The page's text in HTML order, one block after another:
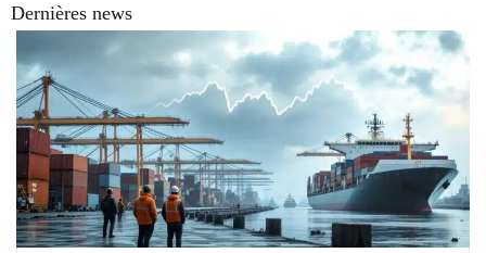
Dernières news